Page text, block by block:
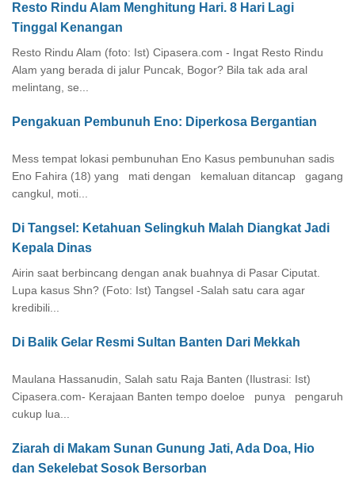
Resto Rindu Alam Menghitung Hari. 8 Hari Lagi
Tinggal Kenangan
Resto Rindu Alam (foto: Ist) Cipasera.com - Ingat Resto Rindu
Alam yang berada di jalur Puncak, Bogor? Bila tak ada aral
melintang, se...
Pengakuan Pembunuh Eno: Diperkosa Bergantian
Mess tempat lokasi pembunuhan Eno Kasus pembunuhan sadis
Eno Fahira (18) yang mati dengan kemaluan ditancap gagang
cangkul, moti...
Di Tangsel: Ketahuan Selingkuh Malah Diangkat Jadi
Kepala Dinas
Airin saat berbincang dengan anak buahnya di Pasar Ciputat.
Lupa kasus Shn? (Foto: Ist) Tangsel -Salah satu cara agar
kredibili...
Di Balik Gelar Resmi Sultan Banten Dari Mekkah
Maulana Hassanudin, Salah satu Raja Banten (Ilustrasi: Ist)
Cipasera.com- Kerajaan Banten tempo doeloe punya pengaruh
cukup lua...
Ziarah di Makam Sunan Gunung Jati, Ada Doa, Hio
dan Sekelebat Sosok Bersorban